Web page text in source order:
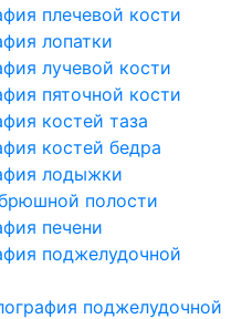
плечевой кости
лопатки
лучевой кости
пяточной кости
костей таза
костей бедра
лодыжки
полости
печени
поджелудочной
поджелудочной